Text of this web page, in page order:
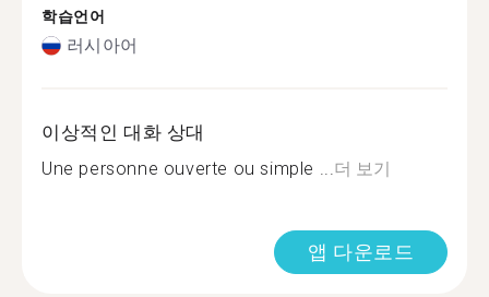
학습언어
러시아어
이상적인 대화 상대
Une personne ouverte ou simple ...더 보기
앱 다운로드